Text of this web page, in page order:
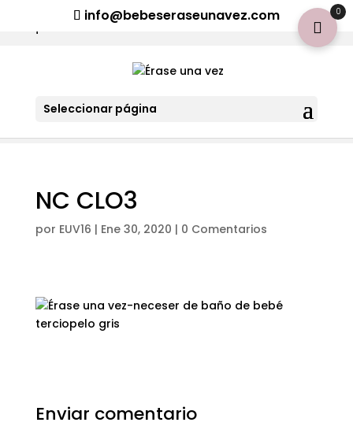
¡Aviso importante para tod@s! Si necesitan más información
info@bebeseraseunavez.com
Seleccionar página
NC CLO3
por EUV16 | Ene 30, 2020 | 0 Comentarios
Enviar comentario
0